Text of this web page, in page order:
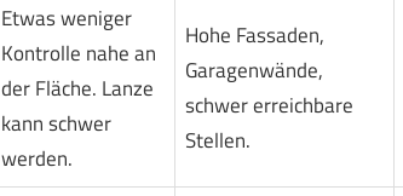
Etwas weniger
Kontrolle nahe an
der Fläche. Lanze
kann schwer
werden.
Hohe Fassaden,
Garagenwände,
schwer erreichbare
Stellen.